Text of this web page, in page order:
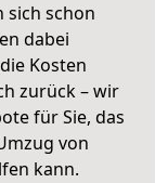
sich schon
dabei
Kosten
zurück – wir
für Sie, das
von
kann.